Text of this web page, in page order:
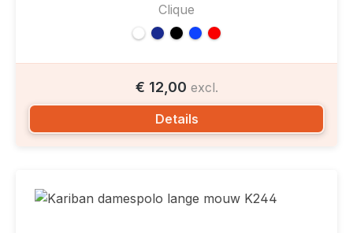
Clique
€ 12,00 excl.
Details